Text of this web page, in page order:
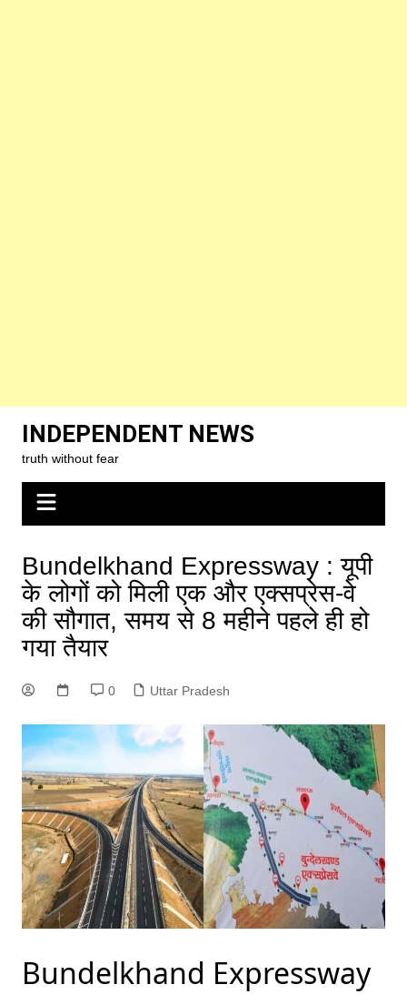
content
INDEPENDENT NEWS
truth without fear
Bundelkhand Expressway : यूपी
के लोगों को मिली एक और एक्सप्रेस-वे
की सौगात, समय से 8 महीने पहले ही हो
गया तैयार
0 Uttar Pradesh
Bundelkhand Expressway